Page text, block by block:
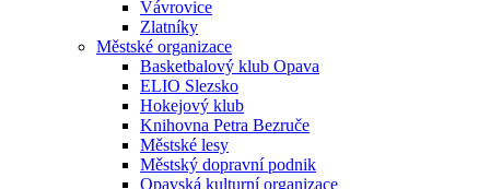
Vávrovice
Zlatníky
Městské organizace
Basketbalový klub Opava
ELIO Slezsko
Hokejový klub
Knihovna Petra Bezruče
Městské lesy
Městský dopravní podnik
Opavská kulturní organizace